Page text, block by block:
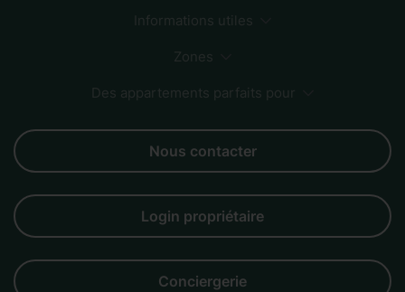
Informations utiles
FAQs
Comment faire une réservation
Méthodes de paiement
Développement durable
Zones
Centre-ville
Zone plage
Born
Sagrada Familia
Des appartements parfaits pour
Couples
Familles
Groupes
Affaires
Amis
Nous contacter
Login propriétaire
Conciergerie